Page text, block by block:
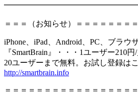
＝＝＝（お知らせ）＝＝＝＝＝＝＝
iPhone、iPad、Android、PC、ブラ
『SmartBrain』・・・1ユーザー210
20ユーザーまで無料。お試し登録は
http://smartbrain.info
＝＝＝＝＝＝＝＝＝＝＝＝＝＝＝＝